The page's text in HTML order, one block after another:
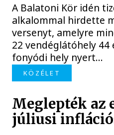
A Balatoni Kör idén
alkalommal hirdette
versenyt, amelyre
22 vendéglátóhely
fonyódi hely nyert...
KÖZÉLET
Meglepték az
júliusi